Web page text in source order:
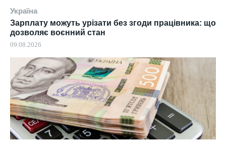
Україна
Зарплату можуть урізати без згоди працівника: що
дозволяє воєнний стан
09.08.2026